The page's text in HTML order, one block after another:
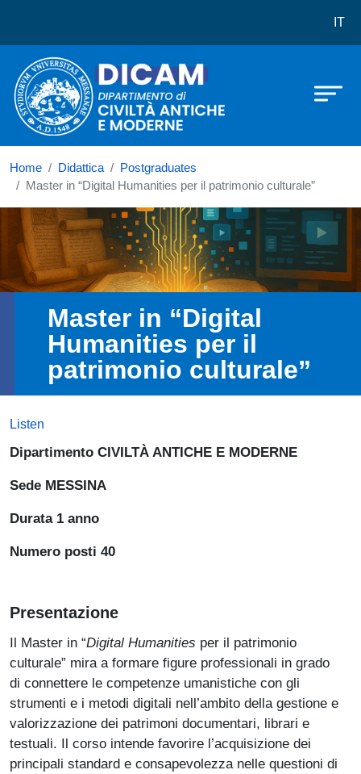
Dipartimento di Civiltà Antiche e IT
Home Didattica
Postgraduates
Master in “Digital Humanities per il patrimonio culturale”
Immagine
Master in “Digital
Humanities per il
patrimonio culturale”
Listen
Dipartimento CIVILTÀ ANTICHE E MODERNE
Sede MESSINA
Durata 1 anno
Numero posti 40
Presentazione
Il Master in “Digital Humanities per il patrimonio
culturale” mira a formare figure professionali in grado
di connettere le competenze umanistiche con gli
strumenti e i metodi digitali nell’ambito della gestione e
valorizzazione dei patrimoni documentari, librari e
testuali. Il corso intende favorire l’acquisizione dei
principali standard e consapevolezza nelle questioni di